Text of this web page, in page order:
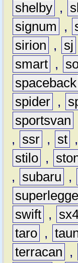
shelby ,
signum
,
sirion
, sj
smart ,
spaceback
spider ,
sportsvan
,
ssr , st ,
stilo ,
,
subaru ,
swift ,
taro ,
terracan
,